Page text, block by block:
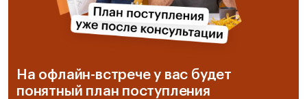
На офлайн-встрече у вас будет
понятный план поступления